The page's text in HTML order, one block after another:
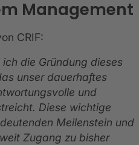
Management
CRIF:
die Gründung dieses
unser dauerhaftes
und
Diese wichtige
Meilenstein und
Zugang zu bisher